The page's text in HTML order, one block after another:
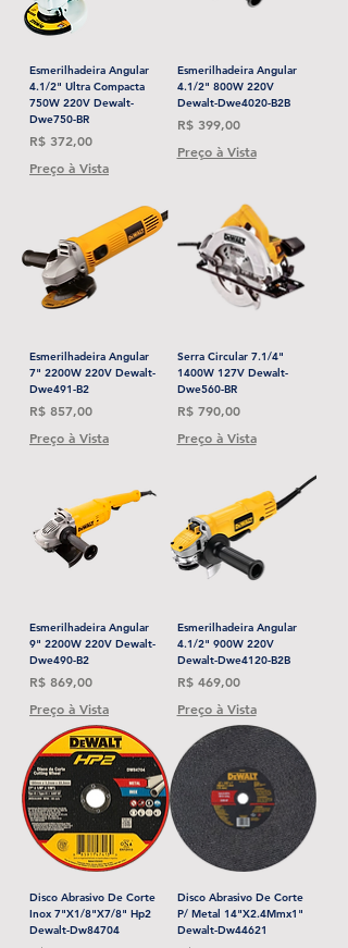
Esmerilhadeira Angular
4.1/2" Ultra Compacta
750W 220V Dewalt-
Dwe750-BR
Preço
R$ 372,00
Preço à Vista
Esmerilhadeira Angular
4.1/2" 800W 220V
Dewalt-Dwe4020-B2B
Preço
R$ 399,00
Preço à Vista
Esmerilhadeira Angular
7" 2200W 220V Dewalt-
Dwe491-B2
Preço
R$ 857,00
Preço à Vista
Serra Circular 7.1/4"
1400W 127V Dewalt-
Dwe560-BR
Preço
R$ 790,00
Preço à Vista
Esmerilhadeira Angular
9" 2200W 220V Dewalt-
Dwe490-B2
Preço
R$ 869,00
Preço à Vista
Esmerilhadeira Angular
4.1/2" 900W 220V
Dewalt-Dwe4120-B2B
Preço
R$ 469,00
Preço à Vista
Disco Abrasivo De Corte
Inox 7"X1/8"X7/8" Hp2
Dewalt-Dw84704
Disco Abrasivo De Corte
P/ Metal 14"X2.4Mmx1"
Dewalt-Dw44621